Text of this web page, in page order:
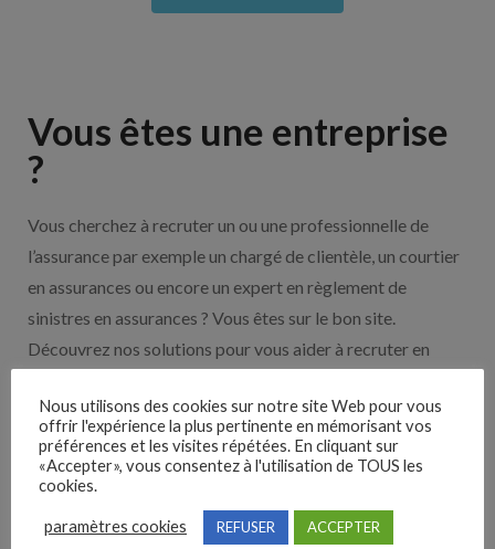
Vous êtes une entreprise
?
Vous cherchez à recruter un ou une professionnelle de
l’assurance par exemple un chargé de clientèle, un courtier
en assurances ou encore un expert en règlement de
sinistres en assurances ? Vous êtes sur le bon site.
Découvrez nos solutions pour vous aider à recruter en
Nos solutions entreprises
Découvrez nos partenaires ! Moteurs de recherches,
multidiffuseurs, sites payant… nombreux sont nos
Nous utilisons des cookies sur notre site Web pour vous
offrir l'expérience la plus pertinente en mémorisant vos
préférences et les visites répétées. En cliquant sur
«Accepter», vous consentez à l'utilisation de TOUS les
cookies.
paramètres cookies REFUSER ACCEPTER